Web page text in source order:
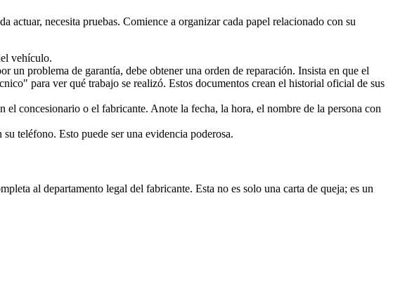
necesita pruebas. Comience a organizar cada papel relacionado con su
vehículo.
un problema de garantía, debe obtener una orden de reparación. Insista en que el
para ver qué trabajo se realizó. Estos documentos crean el historial oficial de sus
concesionario o el fabricante. Anote la fecha, la hora, el nombre de la persona con
teléfono. Esto puede ser una evidencia poderosa.
al departamento legal del fabricante. Esta no es solo una carta de queja; es un